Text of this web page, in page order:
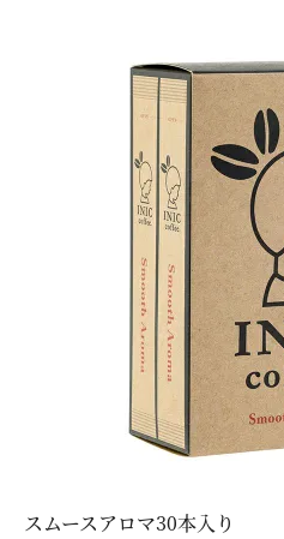
スムースアロマ30本入り